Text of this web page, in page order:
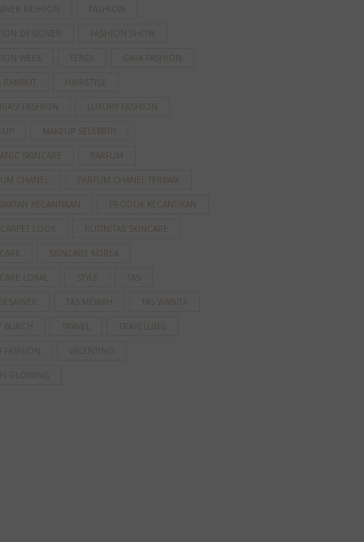
FASHION FASHION
DESIGNER FASHION SHOW
WEEK FENDI GAYA FASHION
RAMBUT HAIRSTYLE
FASHION LUXURY FASHION
MAKEUP SELEBRITI
SKINCARE PARFUM
CHANEL PARFUM CHANEL TERBAIK
KECANTIKAN PRODUK KECANTIKAN
LOOK RUTINITAS SKINCARE
SKINCARE KOREA
LOKAL STYLE TAS
TAS MEWAH TAS WANITA
BURCH TRAVEL TRAVELLING
FASHION VALENTINO
GLOWING